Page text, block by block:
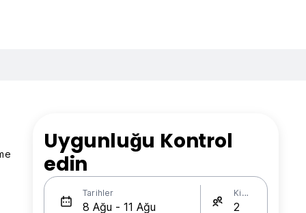
Uygunluğu Kontrol
edin
Tarihler Kişi Sayısı